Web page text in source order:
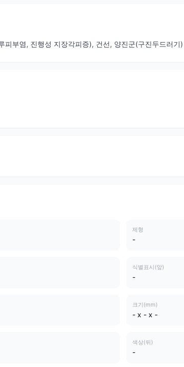
피부염, 진행성 지장각피증), 건선, 양진군(구진두드러기)
제형
-
식별표시(앞)
-
크기(mm)
- x - x -
색상(뒤)
-